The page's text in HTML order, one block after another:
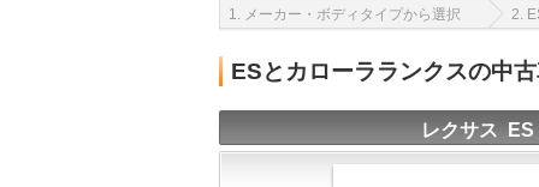
1. メーカー・ボディタイプから選択 2.
ESとカローラランクスの中
レクサス ES